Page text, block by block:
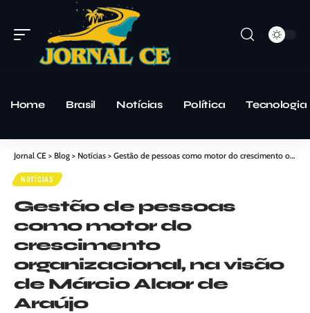
Home Brasil Notícias Política Tecnologia
Jornal CE > Blog > Notícias > Gestão de pessoas como motor do crescimento organizacional, na visão de Márcio Alaor de Araújo
NOTÍCIAS
Gestão de pessoas
como motor do
crescimento
organizacional, na visão
de Márcio Alaor de
Araújo